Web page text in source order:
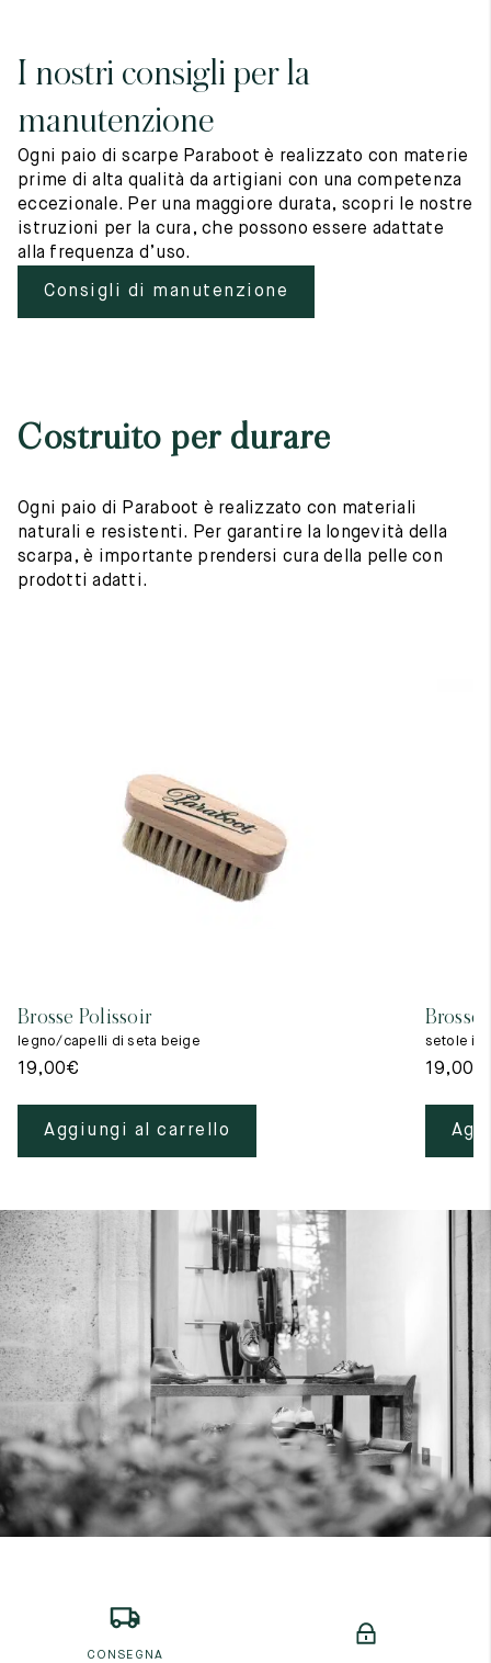
I nostri consigli per la
manutenzione
Ogni paio di scarpe Paraboot è realizzato con materie
prime di alta qualità da artigiani con una competenza
eccezionale. Per una maggiore durata, scopri le nostre
istruzioni per la cura, che possono essere adattate
alla frequenza d’uso.
Consigli di manutenzione
Costruito per durare
Ogni paio di Paraboot è realizzato con materiali
naturali e resistenti. Per garantire la longevità della
scarpa, è importante prendersi cura della pelle con
prodotti adatti.
Brosse Polissoir
legno/capelli di seta beige
19,00€
Aggiungi al carrello
Brosse
setole in
19,00
CONSEGNA